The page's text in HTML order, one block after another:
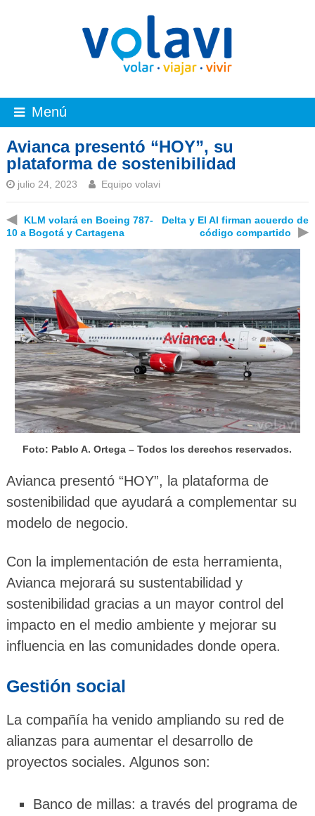
Menú
Avianca presentó “HOY”, su
plataforma de sostenibilidad
julio 24, 2023 Equipo volavi
◀
KLM volará en Boeing 787-
10 a Bogotá y Cartagena
Delta y El Al firman acuerdo de
código compartido
▶
Foto: Pablo A. Ortega – Todos los derechos reservados.
Avianca presentó “HOY”, la plataforma de
sostenibilidad que ayudará a complementar su
modelo de negocio.
Con la implementación de esta herramienta,
Avianca mejorará su sustentabilidad y
sostenibilidad gracias a un mayor control del
impacto en el medio ambiente y mejorar su
influencia en las comunidades donde opera.
Gestión social
La compañía ha venido ampliando su red de
alianzas para aumentar el desarrollo de
proyectos sociales. Algunos son:
Banco de millas: a través del programa de